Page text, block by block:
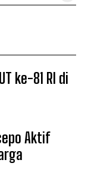
ke-81 RI di
Aktif